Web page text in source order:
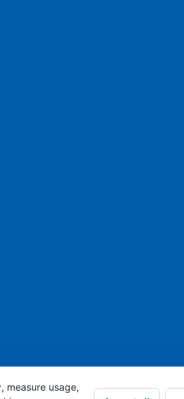
measure usage,